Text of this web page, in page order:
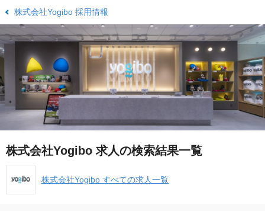
株式会社Yogibo 採用情報
株式会社Yogibo 求人の検索結果一覧
株式会社Yogibo すべての求人一覧